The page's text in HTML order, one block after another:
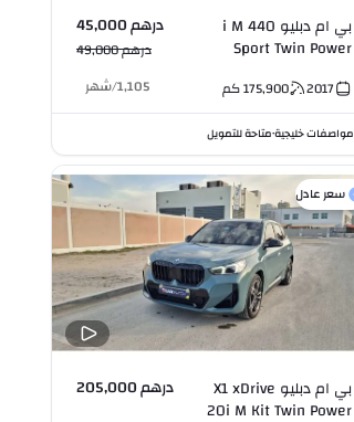
بي ام دبليو 440 i M
Sport Twin Power
درهم 45,000
درهم 49,000
2017
175,900كم 1,105
/شهر
مواصفات خليجية•متاحة للتمويل
سعر عادل
بي ام دبليو X1 xDrive
20i M Kit Twin Power
درهم 205,000